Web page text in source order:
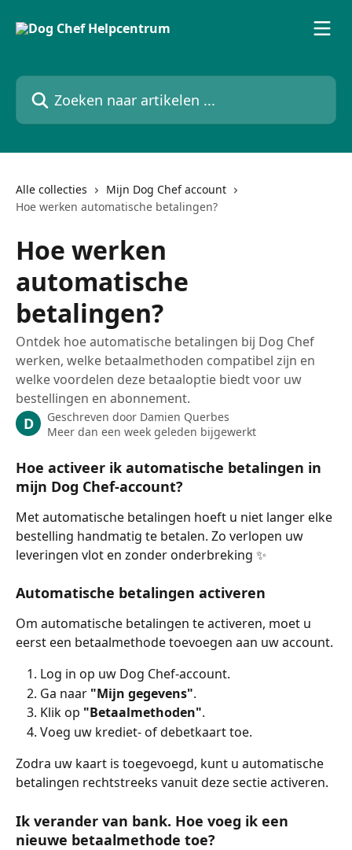
Zoeken naar artikelen ...
Alle collecties
Mijn Dog Chef account
Hoe werken automatische betalingen?
Hoe werken
automatische
betalingen?
Ontdek hoe automatische betalingen bij Dog Chef
werken, welke betaalmethoden compatibel zijn en
welke voordelen deze betaaloptie biedt voor uw
bestellingen en abonnement.
D Geschreven door Damien Querbes
Meer dan een week geleden bijgewerkt
Hoe activeer ik automatische betalingen in
mijn Dog Chef-account?
Met automatische betalingen hoeft u niet langer elke
bestelling handmatig te betalen. Zo verlopen uw
leveringen vlot en zonder onderbreking ✨
Automatische betalingen activeren
Om automatische betalingen te activeren, moet u
eerst een betaalmethode toevoegen aan uw account.
Log in op uw Dog Chef-account.
Ga naar "Mijn gegevens".
Klik op "Betaalmethoden".
Voeg uw krediet- of debetkaart toe.
Zodra uw kaart is toegevoegd, kunt u automatische
betalingen rechtstreeks vanuit deze sectie activeren.
Ik verander van bank. Hoe voeg ik een
nieuwe betaalmethode toe?